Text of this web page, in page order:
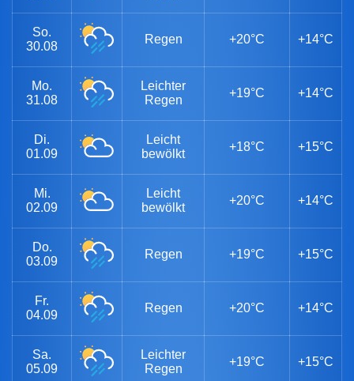
So.
30.08
Regen +20°C +14°C
Mo.
31.08
Leichter
Regen
+19°C +14°C
Di.
01.09
Leicht
bewölkt
+18°C +15°C
Mi.
02.09
Leicht
bewölkt
+20°C +14°C
Do.
03.09
Regen +19°C +15°C
Fr.
04.09
Regen +20°C +14°C
Sa.
05.09
Leichter
Regen
+19°C +15°C